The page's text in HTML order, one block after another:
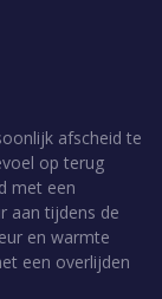
afscheid te
op terug
met een
aan tijdens de
en warmte
een overlijden